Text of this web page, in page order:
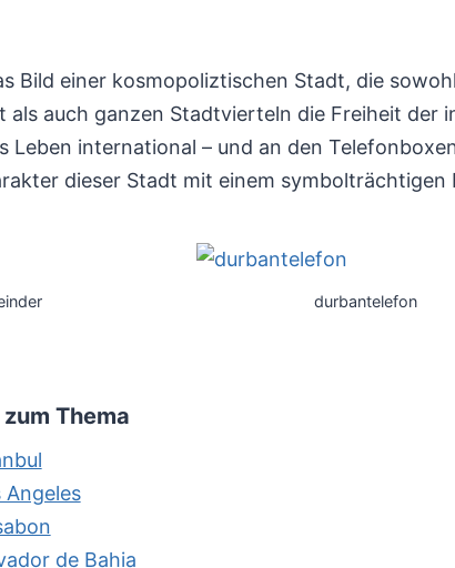
Bild einer kosmopoliztischen Stadt, die
als auch ganzen Stadtvierteln die Freiheit der
Leben international – und an den
dieser Stadt mit einem symbolträchtigen
durbantelefon
Thema
de Bahia